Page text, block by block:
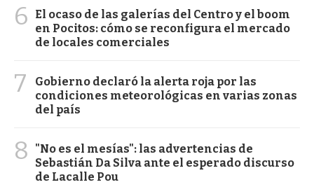
6
El ocaso de las galerías del Centro y el boom
en Pocitos: cómo se reconfigura el mercado
de locales comerciales
7
Gobierno declaró la alerta roja por las
condiciones meteorológicas en varias zonas
del país
8
"No es el mesías": las advertencias de
Sebastián Da Silva ante el esperado discurso
de Lacalle Pou